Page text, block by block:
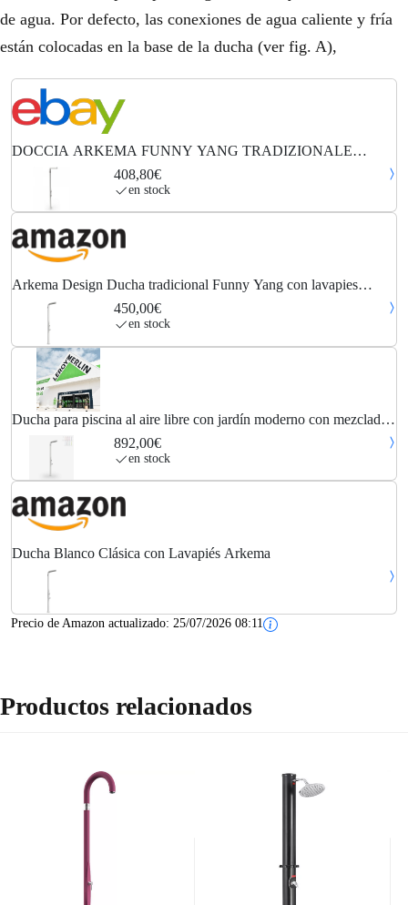
de agua. Por defecto, las conexiones de agua caliente y fría
están colocadas en la base de la ducha (ver fig. A),
DOCCIA ARKEMA FUNNY YANG TRADIZIONALE
COLORE BIANCO CON LAVAPIEDI - PER INTERNI
408,80€
en stock
Arkema Design Ducha tradicional Funny Yang con lavapies
T225/9003 Blanca450,00€
en stock
Ducha para piscina al aire libre con jardín moderno con mezclador
lavapies arkema design funny yang t225 - blanco
892,00€
en stock
Ducha Blanco Clásica con Lavapiés Arkema
Precio de Amazon actualizado: 25/07/2026 08:11
Productos relacionados